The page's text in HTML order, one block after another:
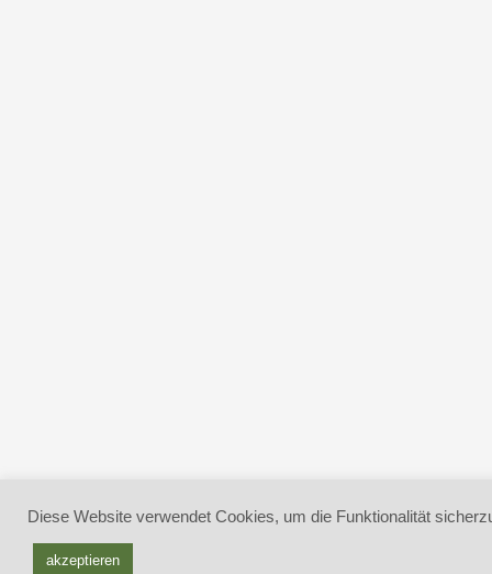
Diese Website verwendet Cookies, um die Funktionalität
akzeptieren